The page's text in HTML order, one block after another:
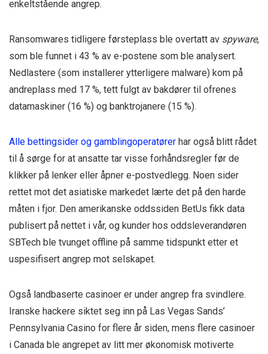
enkeltstående angrep.
Ransomwares tidligere førsteplass ble overtatt av spyware,
som ble funnet i 43 % av e-postene som ble analysert.
Nedlastere (som installerer ytterligere malware) kom på
andreplass med 17 %, tett fulgt av bakdører til ofrenes
datamaskiner (16 %) og banktrojanere (15 %).
Alle bettingsider og gamblingoperatører har også blitt rådet
til å sørge for at ansatte tar visse forhåndsregler før de
klikker på lenker eller åpner e-postvedlegg. Noen sider
rettet mot det asiatiske markedet lærte det på den harde
måten i fjor. Den amerikanske oddssiden BetUs fikk data
publisert på nettet i vår, og kunder hos oddsleverandøren
SBTech ble tvunget offline på samme tidspunkt etter et
uspesifisert angrep mot selskapet.
Også landbaserte casinoer er under angrep fra svindlere.
Iranske hackere siktet seg inn på Las Vegas Sands’
Pennsylvania Casino for flere år siden, mens flere casinoer
i Canada ble angrepet av litt mer økonomisk motiverte